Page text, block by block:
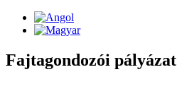
Fajtagondozói pályázat